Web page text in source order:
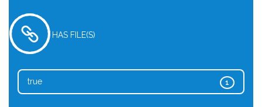
HAS FILE(S)
1
true